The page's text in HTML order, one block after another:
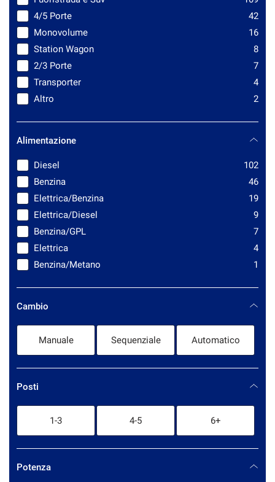
MAHINDRA
1
MASERATI
1
MERCEDES-BENZ
2
MINI
1
MITSUBISHI
2
NISSAN
3
PIAGGIO
1
RENAULT
11
SEAT
2
SKODA
37
SMART
1
SSANGYONG
1
TOYOTA
1
VOLKSWAGEN
9
4/5 Porte
42
Monovolume
16
Station Wagon
8
2/3 Porte
7
Transporter
4
Altro
2
Alimentazione
Diesel
102
Benzina
46
Elettrica/Benzina
19
Elettrica/Diesel
9
Benzina/GPL
7
Elettrica
4
Benzina/Metano
1
Cambio
Manuale Sequenziale Automatico
Posti
1-3 4-5 6+
Potenza